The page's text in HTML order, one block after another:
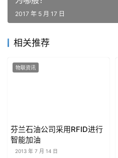
2017 年 5 月 17 日
相关推荐
物联资讯
芬兰石油公司采用RFID进行
智能加油
2013 年 7 月 14 日